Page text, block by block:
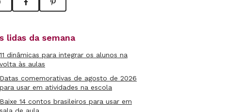
lidas da semana
11 dinâmicas para integrar os alunos na
volta às aulas
Datas comemorativas de agosto de 2026
para usar em atividades na escola
Baixe 14 contos brasileiros para usar em